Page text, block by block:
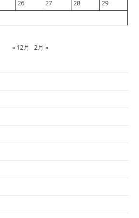
26 27 28
29
« 12月 2月 »